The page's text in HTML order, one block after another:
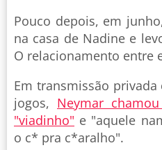
Pouco depois, em
na casa de Nadine e
O relacionamento entre
Em transmissão
jogos, Neymar
"viadinho" e "aquele
o c* pra c*aralho".